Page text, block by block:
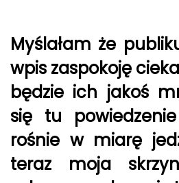
Myślałam że
wpis zaspokoję
będzie ich jakoś
się tu
rośnie w miarę
teraz moja